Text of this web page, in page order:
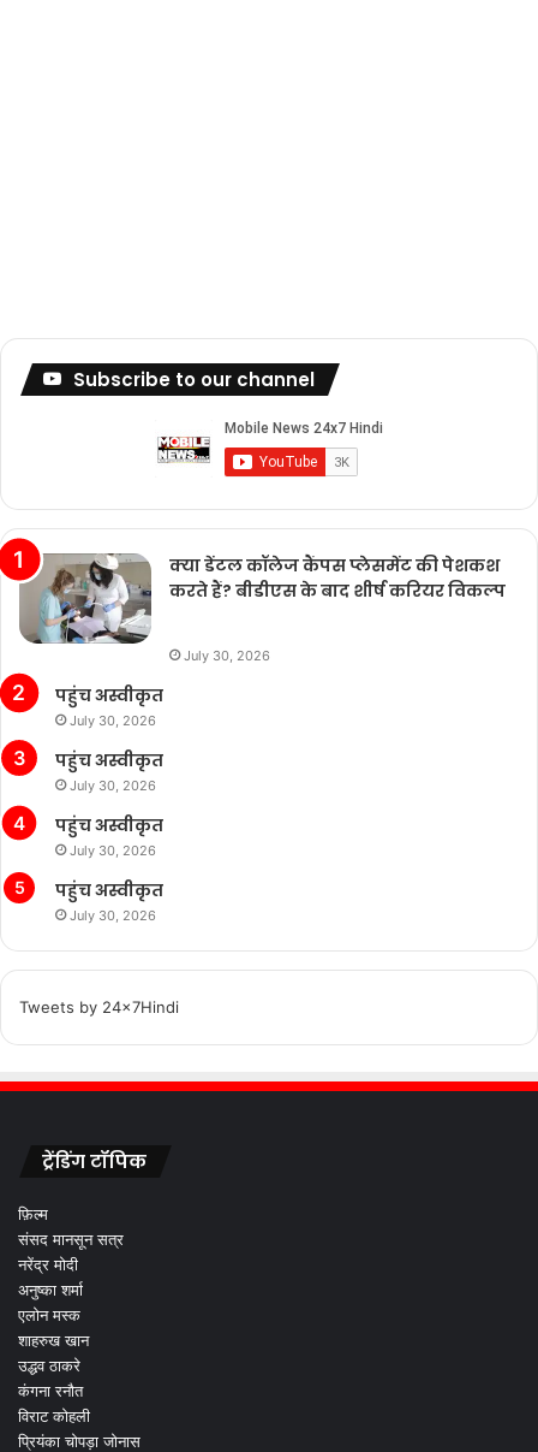
Subscribe to our channel
क्या डेंटल कॉलेज कैंपस प्लेसमेंट की पेशकश
करते हैं? बीडीएस के बाद शीर्ष करियर विकल्प
July 30, 2026
पहुंच अस्वीकृत
July 30, 2026
पहुंच अस्वीकृत
July 30, 2026
पहुंच अस्वीकृत
July 30, 2026
पहुंच अस्वीकृत
July 30, 2026
Tweets by 24x7Hindi
ट्रेंडिंग टॉपिक
फ़िल्म
संसद मानसून सत्र
नरेंद्र मोदी
अनुष्का शर्मा
एलोन मस्क
शाहरुख खान
उद्धव ठाकरे
कंगना रनौत
विराट कोहली
प्रियंका चोपड़ा जोनास